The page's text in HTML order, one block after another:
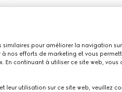
pour améliorer la navigation sur
nos efforts de marketing et vous
En continuant à utiliser ce site web, vous
leur utilisation sur ce site web, veuillez